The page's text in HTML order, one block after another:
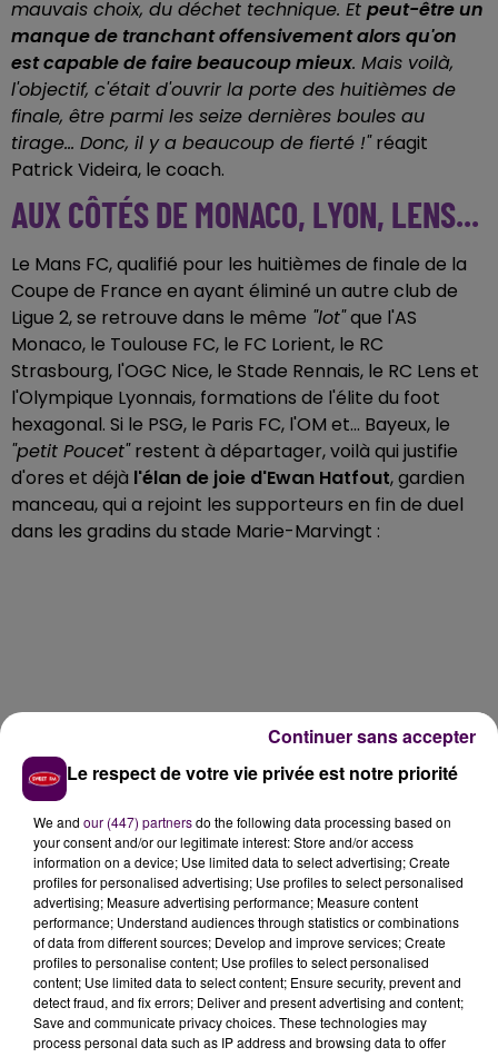
mauvais choix, du déchet technique. Et peut-être un
manque de tranchant offensivement alors qu'on
est capable de faire beaucoup mieux. Mais voilà,
l'objectif, c'était d'ouvrir la porte des huitièmes de
finale, être parmi les seize dernières boules au
tirage... Donc, il y a beaucoup de fierté !"réagit
Patrick Videira, le coach.
AUX CÔTÉS DE MONACO, LYON, LENS...
Le Mans FC, qualifié pour les huitièmes de finale de la
Coupe de France en ayant éliminé un autre club de
Ligue 2, se retrouve dans le même "lot"que l'AS
Monaco, le Toulouse FC, le FC Lorient, le RC
Strasbourg, l'OGC Nice, le Stade Rennais, le RC Lens et
l'Olympique Lyonnais, formations de l'élite du foot
hexagonal. Si le PSG, le Paris FC, l'OM et... Bayeux, le
"petit Poucet"restent à départager, voilà qui justifie
d'ores et déjà l'élan de joie d'Ewan Hatfout, gardien
manceau, qui a rejoint les supporteurs en fin de duel
dans les gradins du stade Marie-Marvingt :
Le respect de votre vie privée est notre priorité
We and our (447) partnersdo the following data processing based on
your consent and/or our legitimate interest: Store and/or access
information on a device; Use limited data to select advertising; Create
profiles for personalised advertising; Use profiles to select personalised
advertising; Measure advertising performance; Measure content
performance; Understand audiences through statistics or combinations
of data from different sources; Develop and improve services; Create
profiles to personalise content; Use profiles to select personalised
content; Use limited data to select content; Ensure security, prevent and
detect fraud, and fix errors; Deliver and present advertising and content;
Save and communicate privacy choices. These technologies may
process personal data such as IP address and browsing data to offer
Continuer sans accepter